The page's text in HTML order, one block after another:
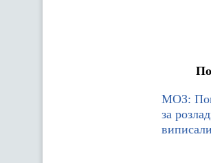
МОЗ:
за